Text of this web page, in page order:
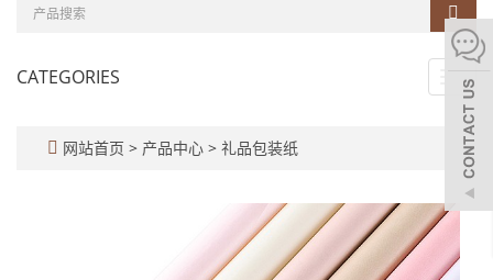
CATEGORIES
网站首页 > 产品中心 > 礼品包装纸